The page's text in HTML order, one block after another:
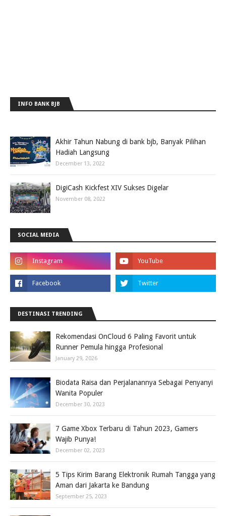
INFO BANK BJB
Akhir Tahun Nabung di bank bjb, Banyak Pilihan
Hadiah Langsung
December 13, 2022
DigiCash Kickfest XIV Sukses Digelar
November 08, 2022
SOCIAL MEDIA
DESTINASI TRENDING
Rekomendasi OnCloud 6 Paling Favorit untuk
Runner Pemula hingga Profesional
January 29, 2026
Biodata Raisa dan Perjalanannya Sebagai Penyanyi
Wanita Populer
December 30, 2023
7 Game Xbox Terbaru di Tahun 2023, Gamers
Wajib Punya!
December 02, 2023
5 Tips Kirim Barang Elektronik Rumah Tangga yang
Aman dari Jakarta ke Bandung
September 25, 2023